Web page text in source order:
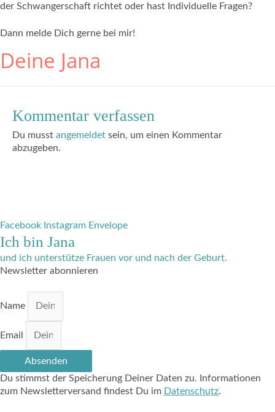
der Schwangerschaft richtet oder hast Individuelle Fragen?
Dann melde Dich gerne bei mir!
Deine Jana
Kommentar verfassen
Du musst angemeldet sein, um einen Kommentar
abzugeben.
Facebook Instagram Envelope
Ich bin Jana
und ich unterstütze Frauen vor und nach der Geburt.
Newsletter abonnieren
Name
Email
Absenden
Du stimmst der Speicherung Deiner Daten zu. Informationen
zum Newsletterversand findest Du im Datenschutz.